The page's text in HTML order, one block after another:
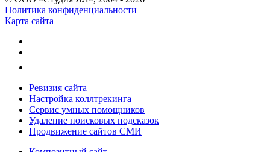
Политика конфиденциальности
Карта сайта
Ревизия сайта
Настройка коллтрекинга
Сервис умных помощников
Удаление поисковых подсказок
Продвижение сайтов СМИ